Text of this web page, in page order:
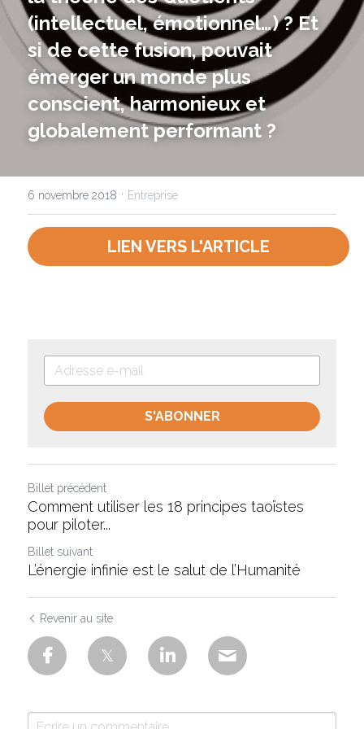
NOUS CONTACTER
(intellectuel, émotionnel…) ? Et
si de cette fusion, pouvait
émerger un monde plus
conscient, harmonieux et
globalement performant ?
6 novembre 2018 · Entreprise
LIEN VERS L'ARTICLE
S'ABONNER
Billet précédent
Comment utiliser les 18 principes taoïstes
pour piloter...
Billet suivant
L’énergie infinie est le salut de l’Humanité
Revenir au site